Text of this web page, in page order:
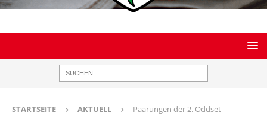
STARTSEITE AKTUELL
Paarungen der 2. Oddset-